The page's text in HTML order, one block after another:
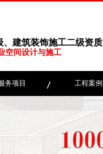
、建筑装饰施工二级资质
空间设计与施工
务项目 工程案例